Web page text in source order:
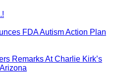
FDA Autism Action Plan
Remarks At Charlie Kirk’s